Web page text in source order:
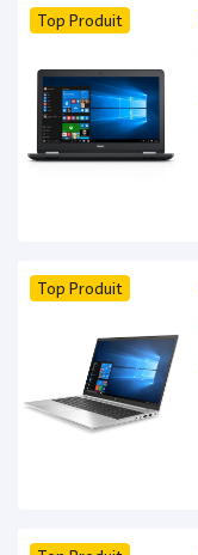
Top Produit
Top Produit